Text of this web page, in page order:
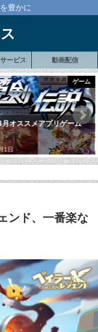
豊かに
ービス 動画配信
便利なWEBサービス
準備できてますか？まだ
freeeで自宅にいながらラ
定申告
1日
ンド、一番楽な